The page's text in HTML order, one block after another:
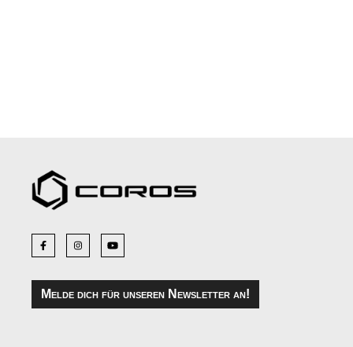
FacebookInstagramYouTube
Melde dich für unseren Newsletter an!